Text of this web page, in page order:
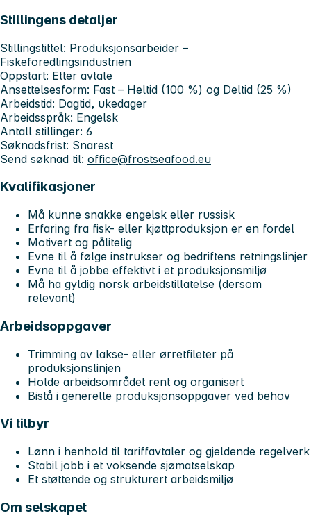
Stillingens detaljer
Stillingstittel: Produksjonsarbeider –
Fiskeforedlingsindustrien
Oppstart: Etter avtale
Ansettelsesform: Fast – Heltid (100 %) og Deltid (25 %)
Arbeidstid: Dagtid, ukedager
Arbeidsspråk: Engelsk
Antall stillinger: 6
Søknadsfrist: Snarest
Send søknad til: office@frostseafood.eu
Kvalifikasjoner
Må kunne snakke engelsk eller russisk
Erfaring fra fisk- eller kjøttproduksjon er en fordel
Motivert og pålitelig
Evne til å følge instrukser og bedriftens retningslinjer
Evne til å jobbe effektivt i et produksjonsmiljø
Må ha gyldig norsk arbeidstillatelse (dersom
relevant)
Arbeidsoppgaver
Trimming av lakse- eller ørretfileter på
produksjonslinjen
Holde arbeidsområdet rent og organisert
Bistå i generelle produksjonsoppgaver ved behov
Vi tilbyr
Lønn i henhold til tariffavtaler og gjeldende regelverk
Stabil jobb i et voksende sjømatselskap
Et støttende og strukturert arbeidsmiljø
Om selskapet